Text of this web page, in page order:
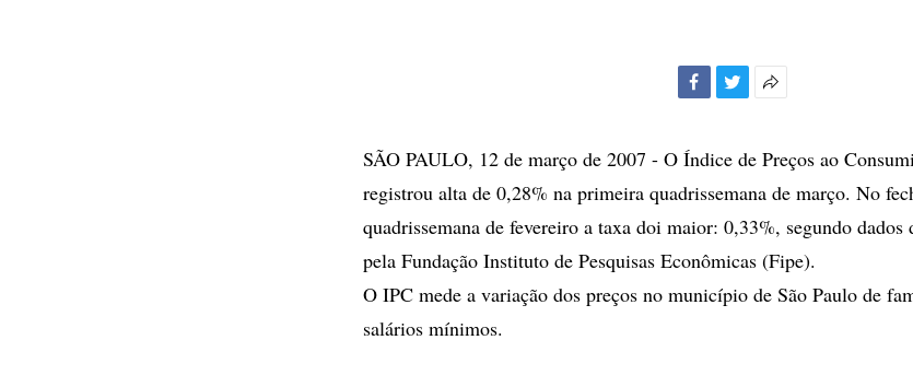
compartilhamento
SÃO PAULO, 12 de março de 2007 - O Índice de Preços ao
registrou alta de 0,28% na primeira quadrissemana de março. No
quadrissemana de fevereiro a taxa doi maior: 0,33%, segundo dados
pela Fundação Instituto de Pesquisas Econômicas (Fipe).
O IPC mede a variação dos preços no município de São Paulo de
salários mínimos.